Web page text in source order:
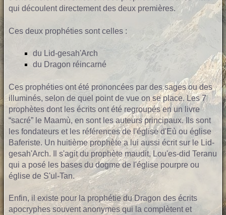
qui découlent directement des deux premières.
Ces deux prophéties sont celles :
du Lid-gesah'Arch
du Dragon réincarné
Ces prophéties ont été prononcées par des sages ou des
illuminés, selon de quel point de vue on se place. Les 7
prophètes dont les écrits ont été regroupés en un livre
“sacré” le Maamù, en sont les auteurs principaux. Ils sont
les fondateurs et les références de l'église d'Eù ou église
Baferiste. Un huitième prophète a lui aussi écrit sur le Lid-
gesah'Arch. Il s'agit du prophète maudit, Lou'es-did Teranu
qui a posé les bases du dogme de l'église pourpre ou
église de S'ul-Tan.
Enfin, il existe pour la prophétie du Dragon des écrits
apocryphes souvent anonymes qui la complètent et